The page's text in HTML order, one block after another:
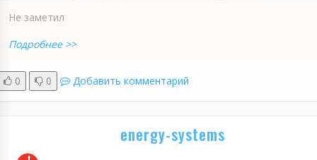
Не заметил
Подробнее >>
0 0 Добавить комментарий
energy-systems